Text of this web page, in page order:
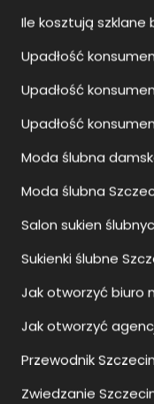
Ile kosztują szklane
Upadłość
Upadłość
Upadłość
Moda ślubna
Moda ślubna
Salon sukien
Sukienki ślubne
Jak otworzyć biuro
Jak otworzyć
Przewodnik Szczecin
Zwiedzanie